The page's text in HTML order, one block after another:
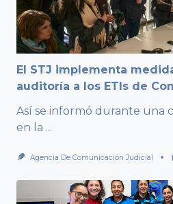
El STJ implementa
auditoría a los ETIs de
Así se informó durante una
en la ...
Agencia De Comunicación Judicial